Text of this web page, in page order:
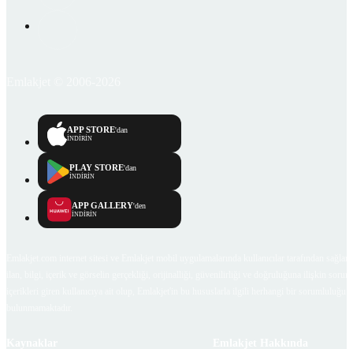
APP STORE'dan
İNDİRİN
PLAY STORE'dan
İNDİRİN
APP GALLERY'den
İNDİRİN